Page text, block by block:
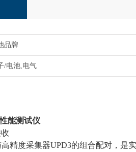
品牌
/电池,电气
能测试仪
精度采集器UPD3的组合配对，是